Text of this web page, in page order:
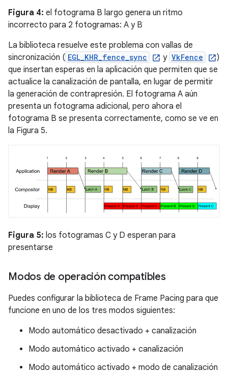
Figura 4: el fotograma B largo genera un ritmo
incorrecto para 2 fotogramas: A y B
La biblioteca resuelve este problema con vallas de
sincronización ( EGL_KHR_fence_sync y VkFence
)
que insertan esperas en la aplicación que permiten que se
actualice la canalización de pantalla, en lugar de permitir
la generación de contrapresión. El fotograma A aún
presenta un fotograma adicional, pero ahora el
fotograma B se presenta correctamente, como se ve en
la Figura 5.
Figura 5: los fotogramas C y D esperan para
presentarse
Modos de operación compatibles
Puedes configurar la biblioteca de Frame Pacing para que
funcione en uno de los tres modos siguientes:
Modo automático desactivado + canalización
Modo automático activado + canalización
Modo automático activado + modo de canalización